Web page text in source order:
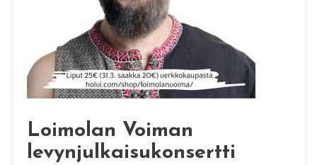
Loimolan Voiman
levynjulkaisukonsertti